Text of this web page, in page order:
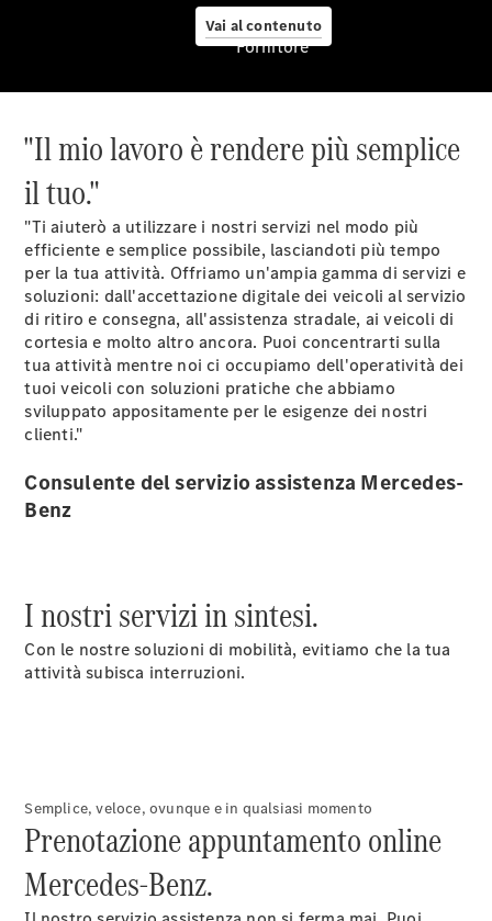
Vai al contenuto
Assistenza
personalizzata
Soluzioni
mobilità
intelligente
del veicolo
Benz
ServiceCare
Servizi
digitali
Mercedes-
Benz
ProCenter
Fornitore
"Il mio lavoro è rendere più semplice
il tuo."
"Ti aiuterò a utilizzare i nostri servizi nel modo più
efficiente e semplice possibile, lasciandoti più tempo
per la tua attività. Offriamo un'ampia gamma di servizi e
soluzioni: dall'accettazione digitale dei veicoli al servizio
di ritiro e consegna, all'assistenza stradale, ai veicoli di
cortesia e molto altro ancora. Puoi concentrarti sulla
tua attività mentre noi ci occupiamo dell'operatività dei
tuoi veicoli con soluzioni pratiche che abbiamo
sviluppato appositamente per le esigenze dei nostri
clienti."
Consulente del servizio assistenza Mercedes-
Benz
I nostri servizi in sintesi.
Con le nostre soluzioni di mobilità, evitiamo che la tua
attività subisca interruzioni.
Semplice, veloce, ovunque e in qualsiasi momento
Prenotazione appuntamento online
Mercedes-Benz.